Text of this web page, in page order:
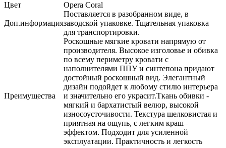
Цвет
Opera Coral
Доп.информация
Поставляется в разобранном виде, в
заводской упаковке. Тщательная упаковка
для транспортировки.
Преимущества
Роскошные мягкие кровати напрямую от
производителя. Высокое изголовье и обивка
по всему периметру кровати с
наполнителями ППУ и синтепона придают
достойный роскошный вид. Элегантный
дизайн подойдет к любому стилю интерьера
и значительно его украсит.Ткань обивки -
мягкий и бархатистый велюр, высокой
износоусточивости. Текстура шелковистая и
приятная на ощупь, с легким краш–
эффектом. Подходит для усиленной
эксплуатации. Практичность и легкость